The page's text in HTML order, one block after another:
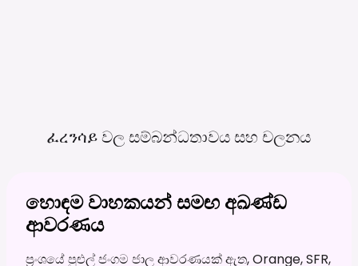
ፈረንሳይ වල සම්බන්ධතාවය සහ චලනය
හොඳම වාහකයන් සමඟ අඛණ්ඩ
ආවරණය
ප්‍රංශයේ පුළුල් ජංගම ජාල ආවරණයක් ඇත, Orange, SFR,